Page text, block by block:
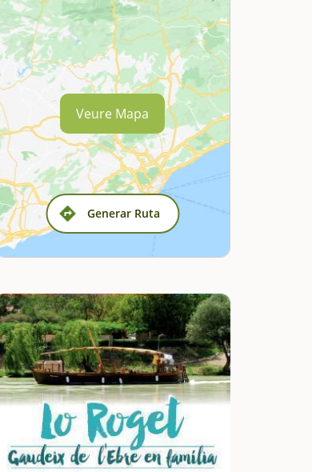
Generar Ruta
Veure Mapa